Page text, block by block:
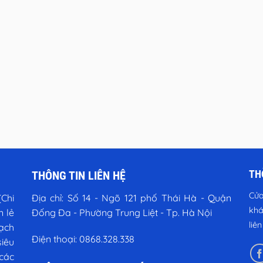
lẻ
THÔNG TIN LIÊN HỆ
Địa chỉ: Số 14 - Ngõ 121 phố Thái Hà - Quận
Đống Đa - Phường Trung Liệt - Tp. Hà Nội
Điện thoại: 0868.328.338